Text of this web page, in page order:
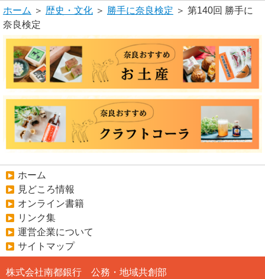
ホーム ＞ 歴史・文化 ＞ 勝手に奈良検定 ＞ 第140回 勝手に
奈良検定
ホーム
見どころ情報
オンライン書籍
リンク集
運営企業について
サイトマップ
株式会社南都銀行 公務・地域共創部